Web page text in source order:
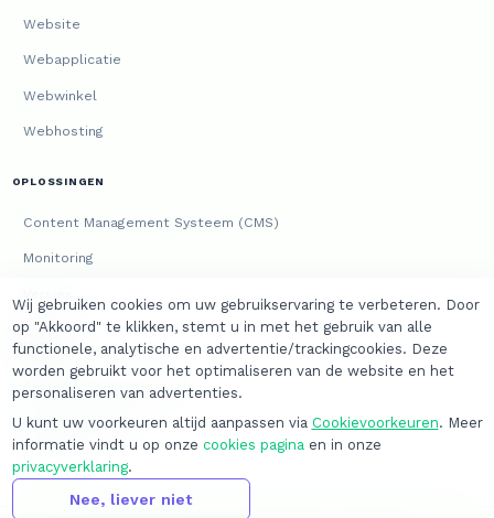
Website
Webapplicatie
Webwinkel
Webhosting
OPLOSSINGEN
Content Management Systeem (CMS)
Monitoring
JURIDISCH
Algemene voorwaarden
Privacyverklaring
Wij gebruiken cookies om uw gebruikservaring te verbeteren. Door
op "Akkoord" te klikken, stemt u in met het gebruik van alle
functionele, analytische en advertentie/trackingcookies. Deze
worden gebruikt voor het optimaliseren van de website en het
personaliseren van advertenties.
U kunt uw voorkeuren altijd aanpassen via Cookievoorkeuren. Meer
informatie vindt u op onze cookies paginaen in onze
privacyverklaring.
Nee, liever niet